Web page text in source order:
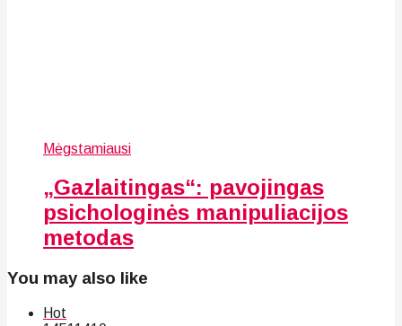
Mėgstamiausi
„Gazlaitingas“: pavojingas
psichologinės manipuliacijos
metodas
You may also like
Hot